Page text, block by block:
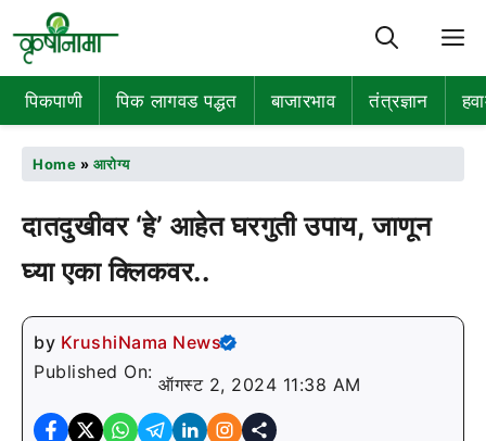
पिकपाणी पिक लागवड पद्धत बाजारभाव तंत्रज्ञान
Home » आरोग्य
दातदुखीवर ‘हे’ आहेत घरगुती उपाय, जाणून
घ्या एका क्लिकवर..
by KrushiNama News
Published On:
ऑगस्ट 2, 2024 11:38 AM